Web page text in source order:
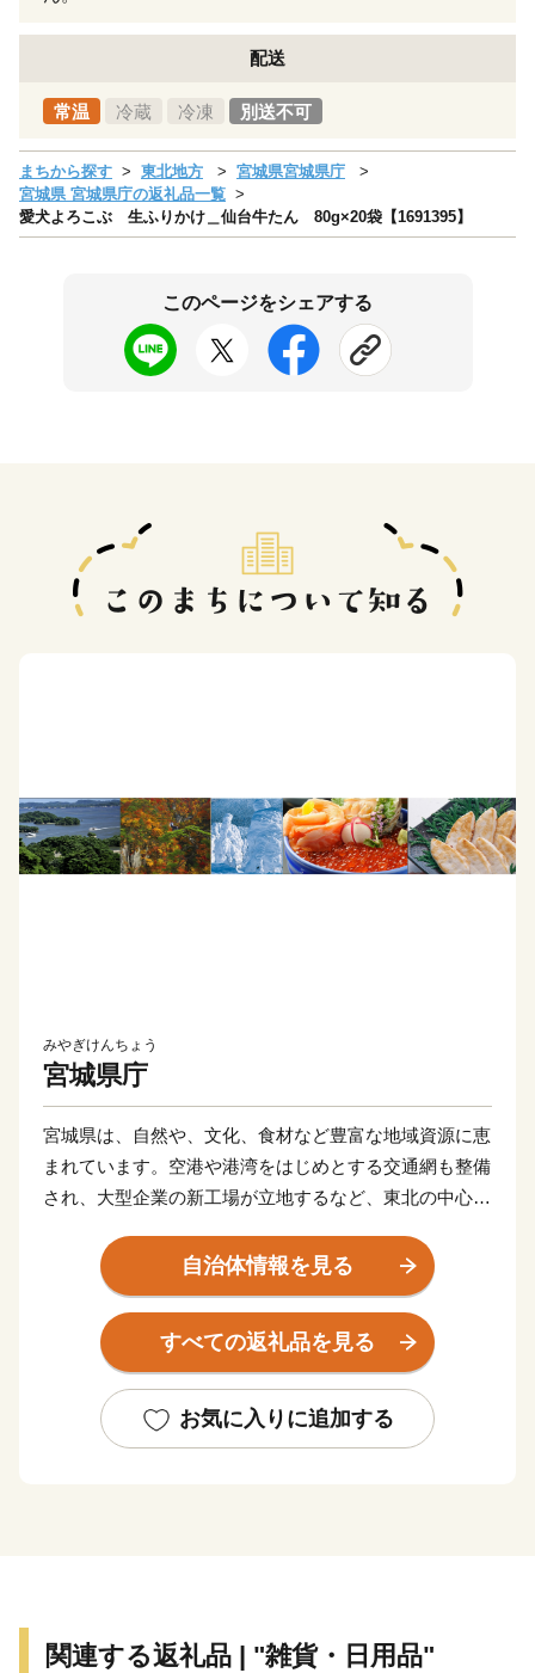
配送
常温 冷蔵 冷凍 別送不可
まちから探す 東北地方
宮城県宮城県庁
宮城県 宮城県庁の返礼品一覧
愛犬よろこぶ 生ふりかけ＿仙台牛たん 80g×20袋【1691395】
このページをシェアする
みやぎけんちょう
宮城県庁
宮城県は、自然や、文化、食材など豊富な地域資源に恵
まれています。空港や港湾をはじめとする交通網も整備
され、大型企業の新工場が立地するなど、東北の中心と
東日本大震災により甚大な被害を受けましたが、再生と
さらなる発展につながる「創造的な復興」に向けた取り
組みを推進し、県民の皆さんと力を合わせ、魅力ある宮
城を築いてまいります。
自治体情報を見る
すべての返礼品を見る
お気に入りに追加する
関連する返礼品 | "雑貨・日用品"